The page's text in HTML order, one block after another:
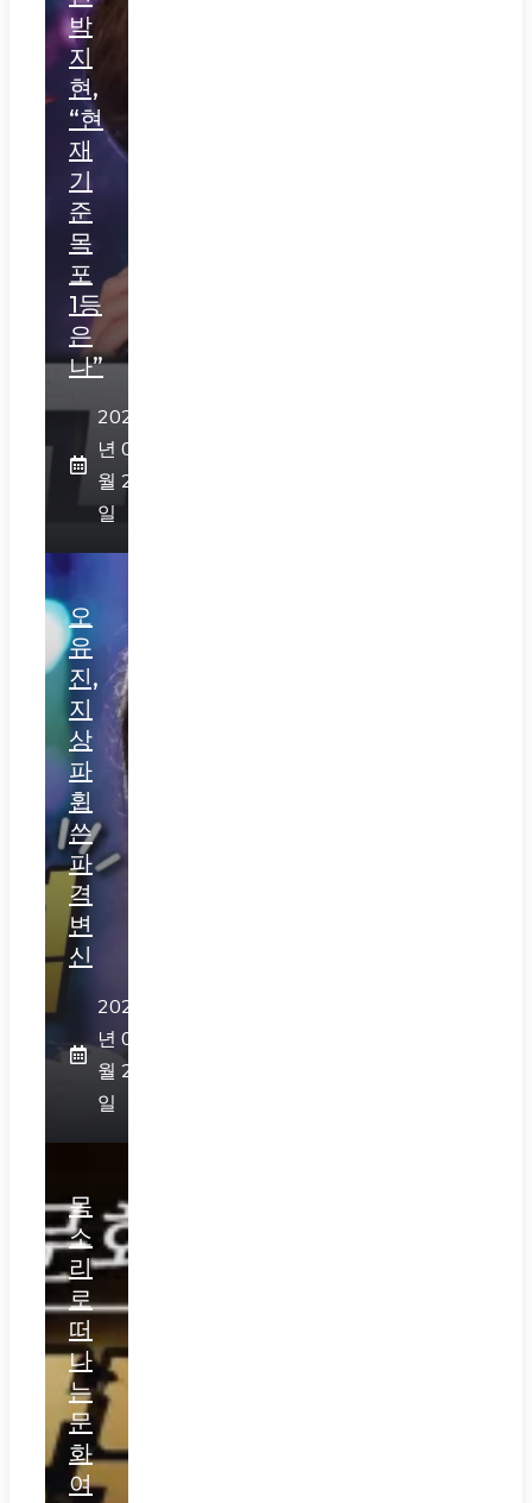
박
지
현,
“현
재
기
준
목
포
1등
은
나”
2026
년 07
월 29
일
오
유
진,
지
상
파
휩
쓴
파
격
변
신
2026
년 07
월 28
일
목
소
리
로
떠
나
는
문
화
여